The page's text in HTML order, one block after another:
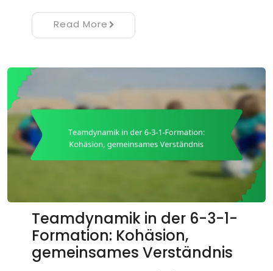
Read More
Teamdynamik in der 6-3-1-
Formation: Kohäsion,
gemeinsames Verständnis